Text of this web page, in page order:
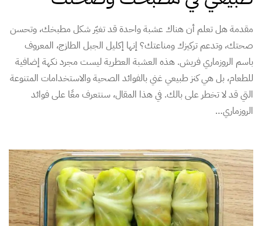
مقدمة هل تعلم أن هناك عشبة واحدة قد تغيّر شكل مطبخك، وتحسن
صحتك، وتدعم تركيزك ومناعتك؟ إنها إكليل الجبل الطازج، المعروف
باسم الروزماري فريش. هذه العشبة العطرية ليست مجرد نكهة إضافية
للطعام، بل هي كنز طبيعي غني بالفوائد الصحية والاستخدامات المتنوعة
التي قد لا تخطر على بالك. في هذا المقال، سنتعرف معًا على فوائد
الروزماري…